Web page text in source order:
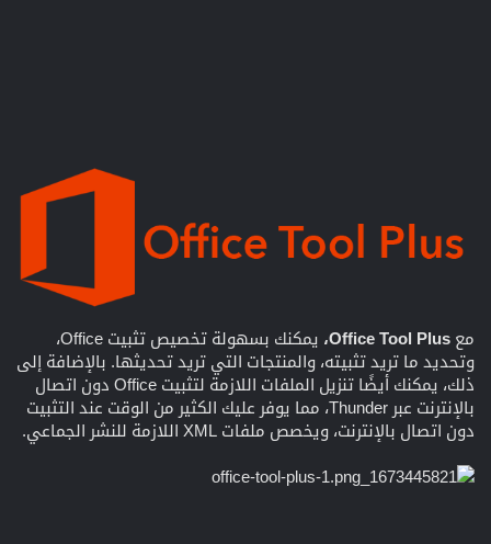
مع Office Tool Plus،
يمكنك بسهولة تخصيص تثبيت Office،
وتحديد ما تريد تثبيته، والمنتجات التي تريد تحديثها. بالإضافة إلى
ذلك، يمكنك أيضًا تنزيل الملفات اللازمة لتثبيت Office دون اتصال
بالإنترنت عبر Thunder، مما يوفر عليك الكثير من الوقت عند التثبيت
دون اتصال بالإنترنت، ويخصص ملفات XML اللازمة للنشر الجماعي.